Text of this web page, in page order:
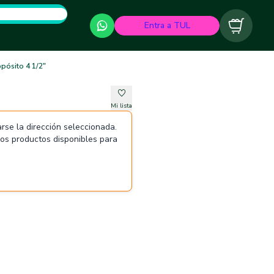
Entra a TUL Carrito
4 1/2"
Mi lista
la dirección seleccionada.
productos disponibles para